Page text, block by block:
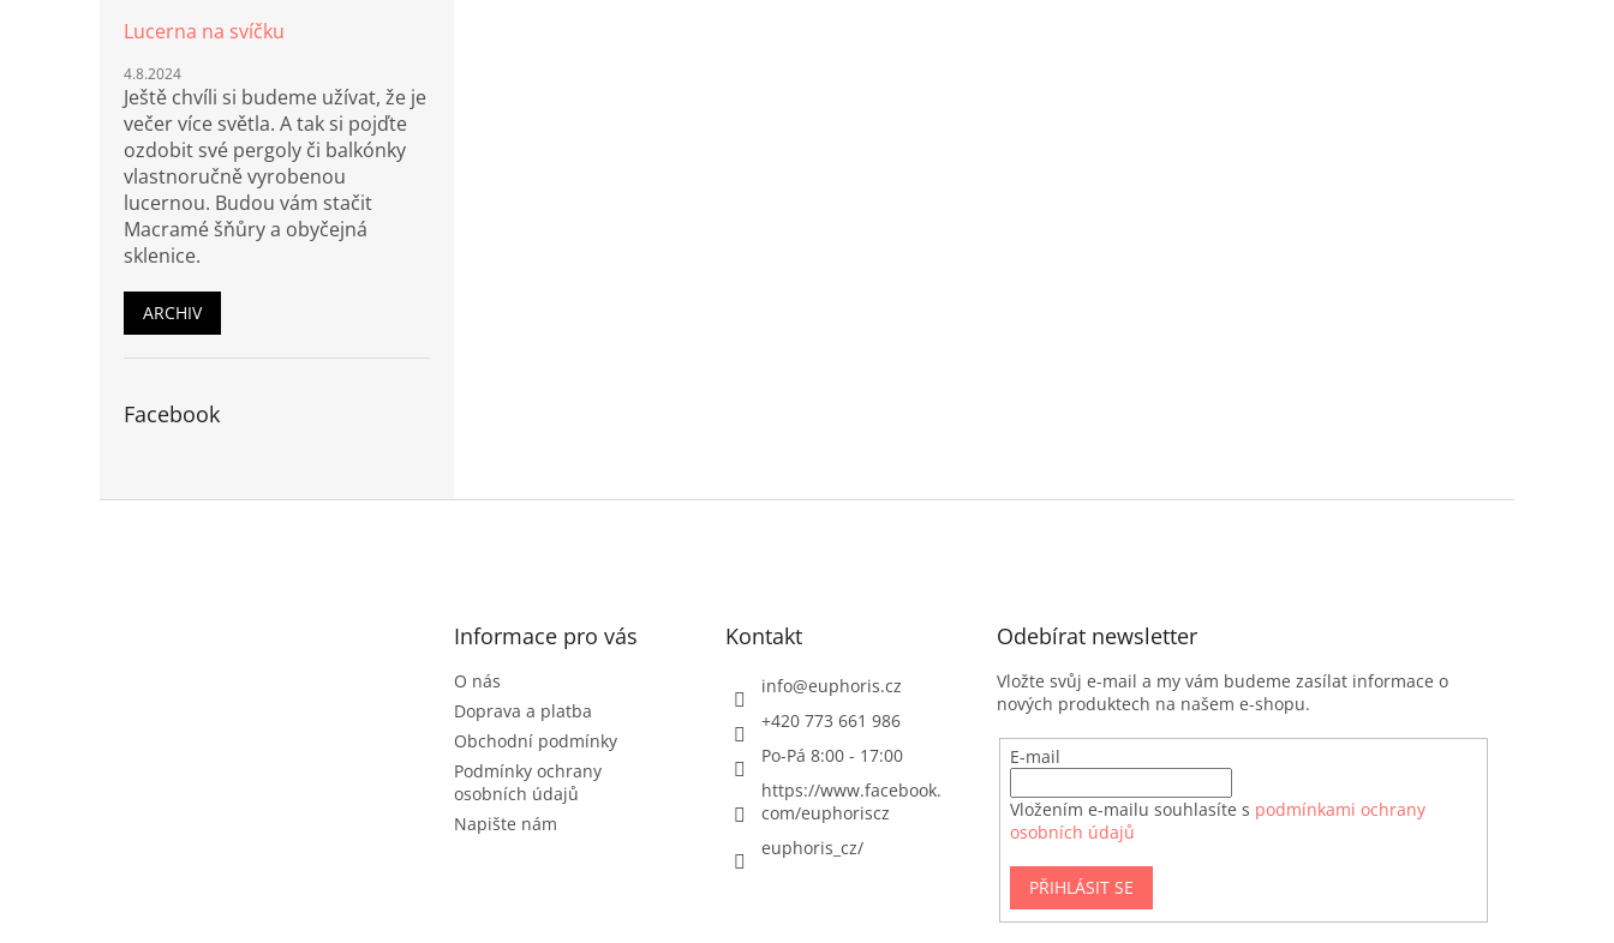
Lucerna na svíčku
4.8.2024
Ještě chvíli si budeme užívat, že je
večer více světla. A tak si pojďte
ozdobit své pergoly či balkónky
vlastnoručně vyrobenou
lucernou. Budou vám stačit
Macramé šňůry a obyčejná
sklenice.
ARCHIV
Facebook
Informace pro vás
O nás
Doprava a platba
Obchodní podmínky
Podmínky ochrany
osobních údajů
Napište nám
Kontakt
info@euphoris.cz
+420 773 661 986
Po-Pá 8:00 - 17:00
https://www.facebook.
com/euphoriscz
euphoris_cz/
Odebírat newsletter
Vložte svůj e-mail a my vám budeme zasílat informace o
nových produktech na našem e-shopu.
E-mail
Vložením e-mailu souhlasíte s podmínkami ochrany
osobních údajů
PŘIHLÁSIT SE